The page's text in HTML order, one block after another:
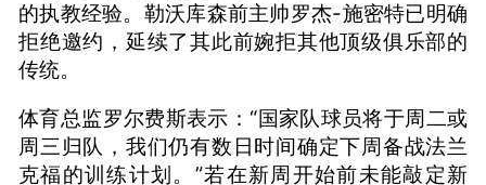
的执教经验。勒沃库森前主帅罗杰-施密特已明确
拒绝邀约，延续了其此前婉拒其他顶级俱乐部的
传统。
体育总监罗尔费斯表示：“国家队球员将于周二或
周三归队，我们仍有数日时间确定下周备战法兰
克福的训练计划。”若在新周开始前未能敲定新